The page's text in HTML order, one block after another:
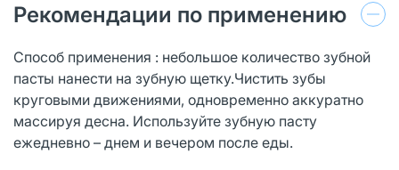
Рекомендации по применению
Способ применения : небольшое количество зубной
пасты нанести на зубную щетку.Чистить зубы
круговыми движениями, одновременно аккуратно
массируя десна. Используйте зубную пасту
ежедневно – днем и вечером после еды.